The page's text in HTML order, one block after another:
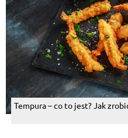
Tempura – co to jest? Jak